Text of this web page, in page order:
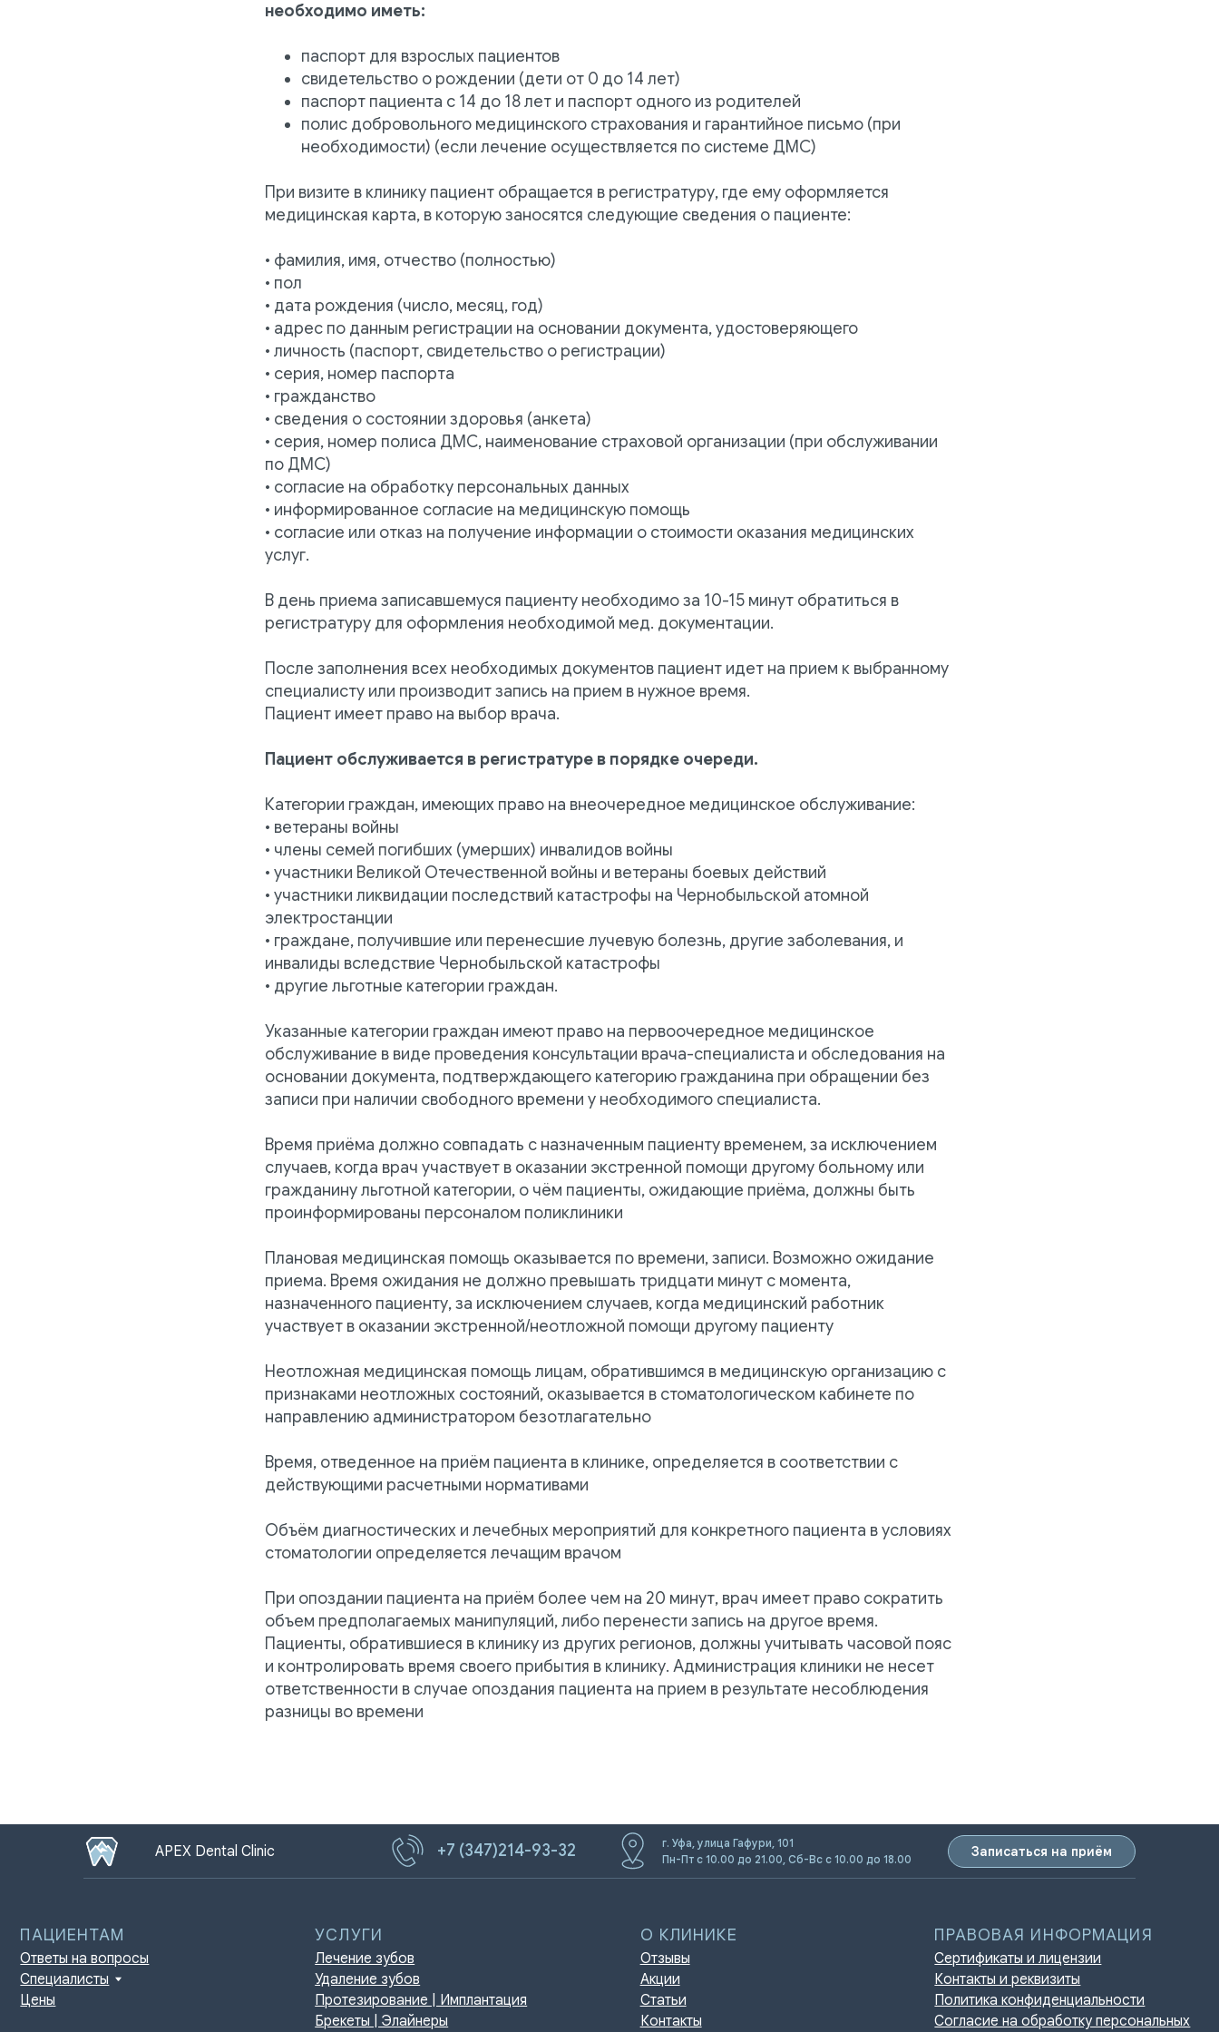
необходимо иметь:
паспорт для взрослых пациентов
свидетельство о рождении (дети от 0 до 14 лет)
паспорт пациента с 14 до 18 лет и паспорт одного из родителей
полис добровольного медицинского страхования и гарантийное письмо (при
необходимости) (если лечение осуществляется по системе ДМС)
При визите в клинику пациент обращается в регистратуру, где ему оформляется
медицинская карта, в которую заносятся следующие сведения о пациенте:
• фамилия, имя, отчество (полностью)
• пол
• дата рождения (число, месяц, год)
• адрес по данным регистрации на основании документа, удостоверяющего
• личность (паспорт, свидетельство о регистрации)
• серия, номер паспорта
• гражданство
• сведения о состоянии здоровья (анкета)
• серия, номер полиса ДМС, наименование страховой организации (при обслуживании
по ДМС)
• согласие на обработку персональных данных
• информированное согласие на медицинскую помощь
• согласие или отказ на получение информации о стоимости оказания медицинских
услуг.
В день приема записавшемуся пациенту необходимо за 10-15 минут обратиться в
регистратуру для оформления необходимой мед. документации.
После заполнения всех необходимых документов пациент идет на прием к выбранному
специалисту или производит запись на прием в нужное время.
Пациент имеет право на выбор врача.
Пациент обслуживается в регистратуре в порядке очереди.
Категории граждан, имеющих право на внеочередное медицинское обслуживание:
• ветераны войны
• члены семей погибших (умерших) инвалидов войны
• участники Великой Отечественной войны и ветераны боевых действий
• участники ликвидации последствий катастрофы на Чернобыльской атомной
электростанции
• граждане, получившие или перенесшие лучевую болезнь, другие заболевания, и
инвалиды вследствие Чернобыльской катастрофы
• другие льготные категории граждан.
Указанные категории граждан имеют право на первоочередное медицинское
обслуживание в виде проведения консультации врача-специалиста и обследования на
основании документа, подтверждающего категорию гражданина при обращении без
записи при наличии свободного времени у необходимого специалиста.
Время приёма должно совпадать с назначенным пациенту временем, за исключением
случаев, когда врач участвует в оказании экстренной помощи другому больному или
гражданину льготной категории, о чём пациенты, ожидающие приёма, должны быть
проинформированы персоналом поликлиники
Плановая медицинская помощь оказывается по времени, записи. Возможно ожидание
приема. Время ожидания не должно превышать тридцати минут с момента,
назначенного пациенту, за исключением случаев, когда медицинский работник
участвует в оказании экстренной/неотложной помощи другому пациенту
Неотложная медицинская помощь лицам, обратившимся в медицинскую организацию с
признаками неотложных состояний, оказывается в стоматологическом кабинете по
направлению администратором безотлагательно
Время, отведенное на приём пациента в клинике, определяется в соответствии с
действующими расчетными нормативами
Объём диагностических и лечебных мероприятий для конкретного пациента в условиях
стоматологии определяется лечащим врачом
При опоздании пациента на приём более чем на 20 минут, врач имеет право сократить
объем предполагаемых манипуляций, либо перенести запись на другое время.
Пациенты, обратившиеся в клинику из других регионов, должны учитывать часовой пояс
и контролировать время своего прибытия в клинику. Администрация клиники не несет
ответственности в случае опоздания пациента на прием в результате несоблюдения
разницы во времени
APEX Dental Clinic +7 (347)214-93-32
г. Уфа, улица Гафури, 101
Пн-Пт с 10.00 до 21.00, Сб-Вс с 10.00 до 18.00
Записаться на приём
УСЛУГИ
Удаление зубов
О КЛИНИКЕ ПРАВОВАЯ ИНФОРМАЦИЯ